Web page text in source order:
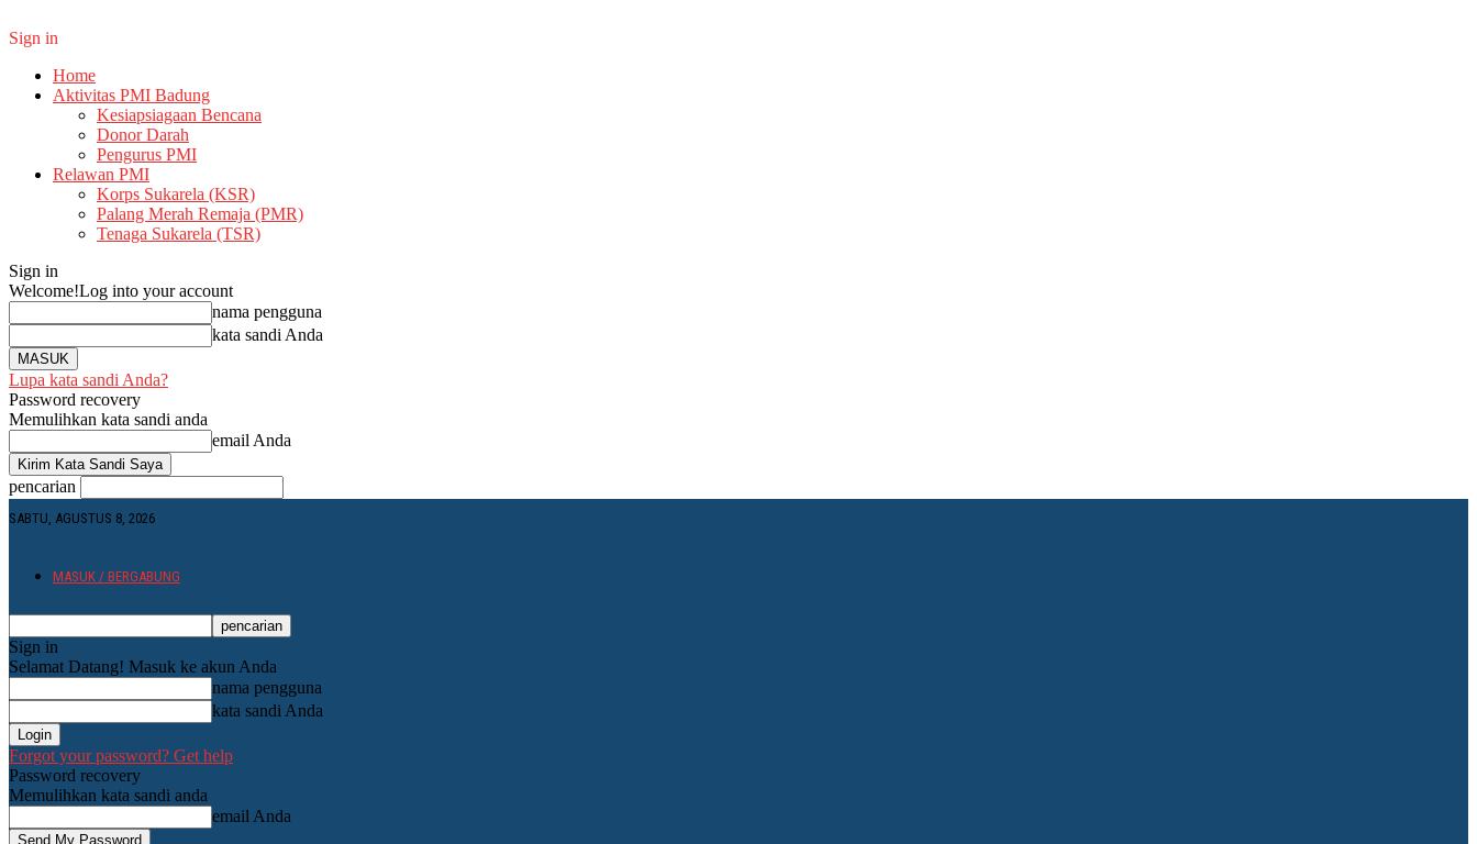
Sign in
Home
Aktivitas PMI Badung
Kesiapsiagaan Bencana
Donor Darah
Pengurus PMI
Relawan PMI
Korps Sukarela (KSR)
Palang Merah Remaja (PMR)
Tenaga Sukarela (TSR)
Sign in
Welcome!Log into your account
nama pengguna
kata sandi Anda
Lupa kata sandi Anda?
Password recovery
Memulihkan kata sandi anda
email Anda
pencarian
SABTU, AGUSTUS 8, 2026
MASUK / BERGABUNG
Sign in
Selamat Datang! Masuk ke akun Anda
nama pengguna
kata sandi Anda
Forgot your password? Get help
Password recovery
Memulihkan kata sandi anda
email Anda